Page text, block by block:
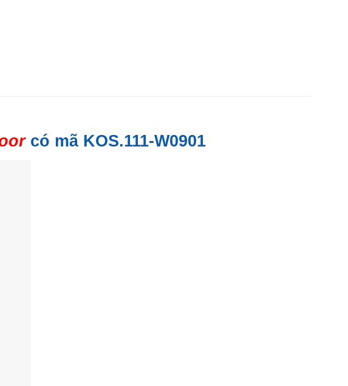
có mã KOS.111-W0901